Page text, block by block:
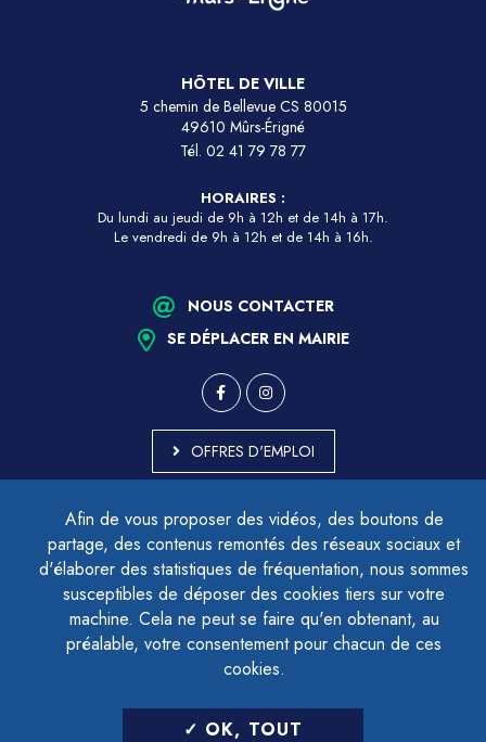
Afin de vous proposer des vidéos, des boutons de
partage, des contenus remontés des réseaux sociaux et
d'élaborer des statistiques de fréquentation, nous sommes
susceptibles de déposer des cookies tiers sur votre
machine. Cela ne peut se faire qu'en obtenant, au
préalable, votre consentement pour chacun de ces
cookies.
OK, TOUT
HÔTEL DE VILLE
5 chemin de Bellevue CS 80015
49610 Mûrs-Érigné
Tél. 02 41 79 78 77
HORAIRES :
Du lundi au jeudi de 9h à 12h et de 14h à 17h.
Le vendredi de 9h à 12h et de 14h à 16h.
NOUS CONTACTER
SE DÉPLACER EN MAIRIE
OFFRES D'EMPLOI
ACCESSIBILITÉ - PARTIELLEMENT CONFORME
PLAN DU SITE
MENTIONS LÉGALES
CONTACTER LE DÉLÉGUÉ À LA PROTECTION DES DONNÉES
GESTION DES COOKIES
LETTRE D'INFORMATION